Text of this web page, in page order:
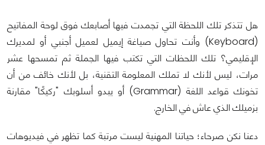
هل تتذكر تلك اللحظة التي تجمدت فيها أصابعك فوق لوحة المفاتيح
(Keyboard) وأنت تحاول صياغة إيميل لعميل أجنبي أو لمديرك
الإقليمي؟ تلك اللحظات التي تكتب فيها الجملة ثم تمسحها عشر
مرات، ليس لأنك لا تملك المعلومة التقنية، بل لأنك خائف من أن
تخونك قواعد اللغة (Grammar) أو يبدو أسلوبك "ركيكًا" مقارنة
بزميلك الذي عاش في الخارج.
دعنا نكن صرحاء؛ حياتنا المهنية ليست مرتبة كما تظهر في فيديوهات